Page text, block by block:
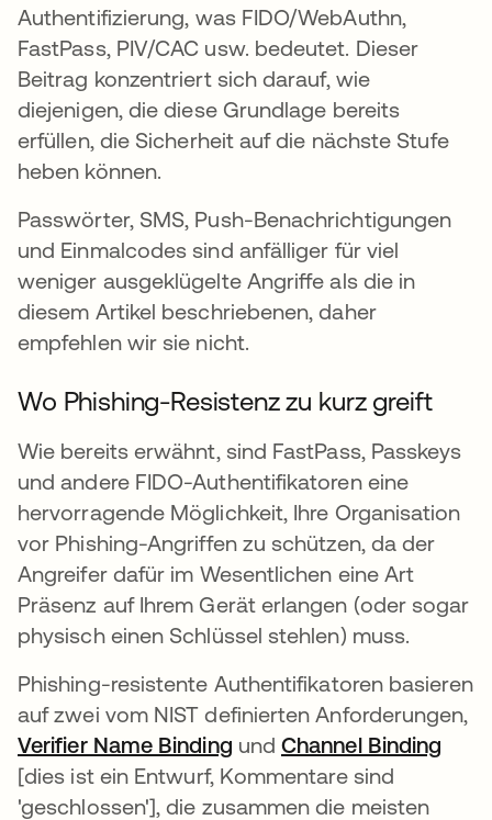
Authentifizierung, was FIDO/WebAuthn,
FastPass, PIV/CAC usw. bedeutet. Dieser
Beitrag konzentriert sich darauf, wie
diejenigen, die diese Grundlage bereits
erfüllen, die Sicherheit auf die nächste Stufe
heben können.
Passwörter, SMS, Push-Benachrichtigungen
und Einmalcodes sind anfälliger für viel
weniger ausgeklügelte Angriffe als die in
diesem Artikel beschriebenen, daher
empfehlen wir sie nicht.
Wo Phishing-Resistenz zu kurz greift
Wie bereits erwähnt, sind FastPass, Passkeys
und andere FIDO-Authentifikatoren eine
hervorragende Möglichkeit, Ihre Organisation
vor Phishing-Angriffen zu schützen, da der
Angreifer dafür im Wesentlichen eine Art
Präsenz auf Ihrem Gerät erlangen (oder sogar
physisch einen Schlüssel stehlen) muss.
Phishing-resistente Authentifikatoren basieren
auf zwei vom NIST definierten Anforderungen,
Verifier Name Binding wird in einer neuen
undChannel Binding
[dies ist ein Entwurf, Kommentare sind
'geschlossen'], die zusammen die meisten